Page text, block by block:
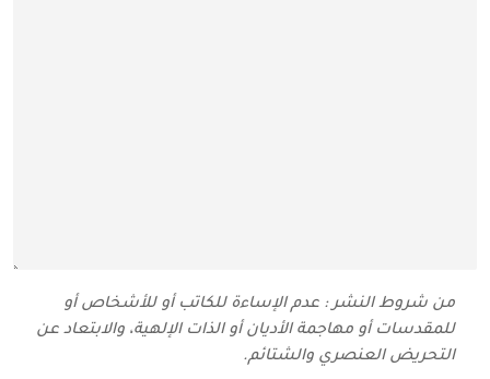
من شروط النشر : عدم الإساءة للكاتب أو للأشخاص أو
للمقدسات أو مهاجمة الأديان أو الذات الإلهية، والابتعاد عن
التحريض العنصري والشتائم‬.